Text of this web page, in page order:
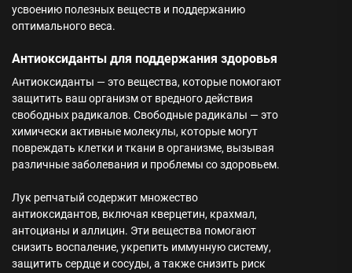
усвоению полезных веществ и поддержанию
оптимального веса.
Антиоксиданты для поддержания здоровья
Антиоксиданты — это вещества, которые помогают
защитить ваш организм от вредного действия
свободных радикалов. Свободные радикалы — это
химически активные молекулы, которые могут
повреждать клетки и ткани в организме, вызывая
различные заболевания и проблемы со здоровьем.
Лук репчатый содержит множество
антиоксидантов, включая кверцетин, крахмал,
антоцианы и аллицин. Эти вещества помогают
снизить воспаление, укрепить иммунную систему,
защитить сердце и сосуды, а также снизить риск